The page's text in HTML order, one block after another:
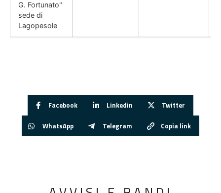
G. Fortunato"
sede di
Lagopesole
Facebook Linkedin Twitter
WhatsApp Telegram Copia link